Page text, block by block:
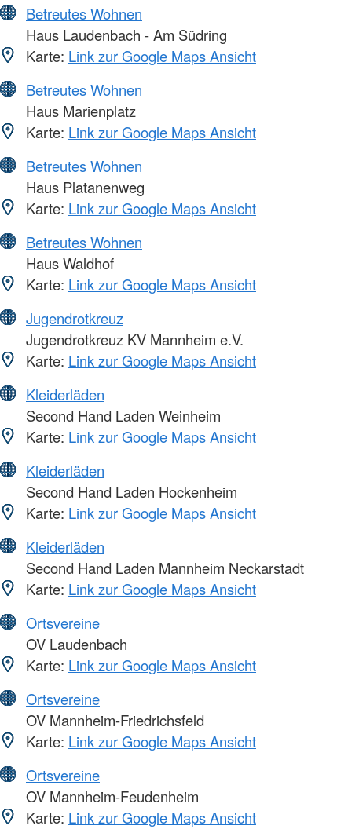
Betreutes Wohnen
Haus Laudenbach - Am Südring
Karte: Link zur Google Maps Ansicht
Betreutes Wohnen
Haus Marienplatz
Karte: Link zur Google Maps Ansicht
Betreutes Wohnen
Haus Platanenweg
Karte: Link zur Google Maps Ansicht
Betreutes Wohnen
Haus Waldhof
Karte: Link zur Google Maps Ansicht
Jugendrotkreuz
Jugendrotkreuz KV Mannheim e.V.
Karte: Link zur Google Maps Ansicht
Kleiderläden
Second Hand Laden Weinheim
Karte: Link zur Google Maps Ansicht
Kleiderläden
Second Hand Laden Hockenheim
Karte: Link zur Google Maps Ansicht
Kleiderläden
Second Hand Laden Mannheim Neckarstadt
Karte: Link zur Google Maps Ansicht
Ortsvereine
OV Laudenbach
Karte: Link zur Google Maps Ansicht
Ortsvereine
OV Mannheim-Friedrichsfeld
Karte: Link zur Google Maps Ansicht
Ortsvereine
OV Mannheim-Feudenheim
Karte: Link zur Google Maps Ansicht